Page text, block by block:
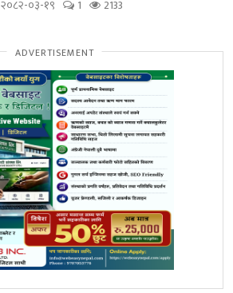
२०८२-०३-१९
1 2133
ADVERTISEMENT